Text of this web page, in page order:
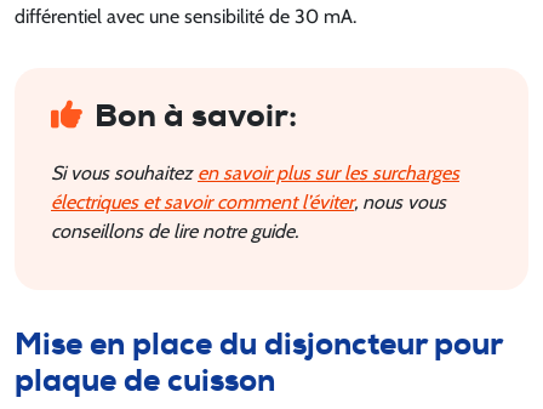
différentiel avec une sensibilité de 30 mA.
Bon à savoir:
Si vous souhaitez en savoir plus sur les surcharges
électriques et savoir comment l’éviter, nous vous
conseillons de lire notre guide.
Mise en place du disjoncteur pour
plaque de cuisson